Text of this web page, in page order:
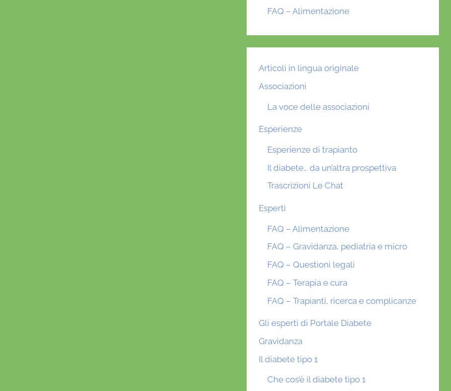
FAQ – Alimentazione
Articoli in lingua originale
Associazioni
La voce delle associazioni
Esperienze
Esperienze di trapianto
Il diabete… da un’altra prospettiva
Trascrizioni Le Chat
Esperti
FAQ – Alimentazione
FAQ – Gravidanza, pediatria e micro
FAQ – Questioni legali
FAQ – Terapia e cura
FAQ – Trapianti, ricerca e complicanze
Gli esperti di Portale Diabete
Gravidanza
Il diabete tipo 1
Che cos’è il diabete tipo 1